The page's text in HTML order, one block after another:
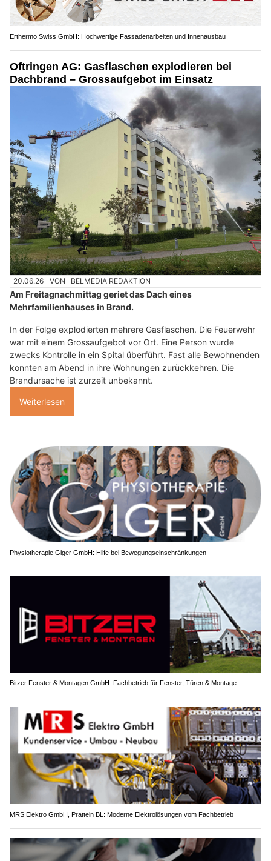
Erthermo Swiss GmbH: Hochwertige Fassadenarbeiten und Innenausbau
Oftringen AG: Gasflaschen explodieren bei
Dachbrand – Grossaufgebot im Einsatz
20.06.26 VON BELMEDIA REDAKTION
Am Freitagnachmittag geriet das Dach eines
Mehrfamilienhauses in Brand.
In der Folge explodierten mehrere Gasflaschen. Die Feuerwehr
war mit einem Grossaufgebot vor Ort. Eine Person wurde
zwecks Kontrolle in ein Spital überführt. Fast alle Bewohnenden
konnten am Abend in ihre Wohnungen zurückkehren. Die
Brandursache ist zurzeit unbekannt.
Weiterlesen
Physiotherapie Giger GmbH: Hilfe bei Bewegungseinschränkungen
Bitzer Fenster & Montagen GmbH: Fachbetrieb für Fenster, Türen & Montage
MRS Elektro GmbH, Pratteln BL: Moderne Elektrolösungen vom Fachbetrieb